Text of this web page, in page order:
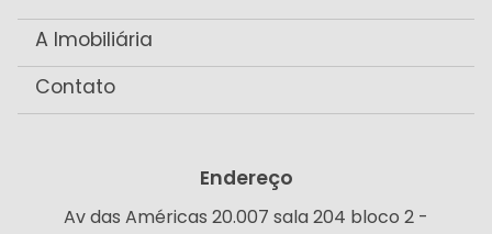
A Imobiliária
Contato
Endereço
Av das Américas 20.007 sala 204 bloco 2 -